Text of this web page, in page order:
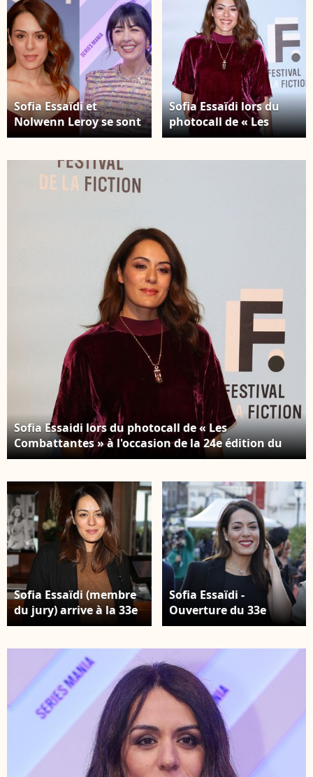
Sofia Essaïdi et
Nolwenn Leroy se sont
confiées au média
et Nolwenn Leroy sont
revenues sur leur
Sofia Essaïdi lors du
photocall de « Les
Combattantes » à
Bestimage
Sofia Essaidi lors du photocall de « Les
Combattantes » à l'occasion de la 24e édition du
Festival de la fiction télévisée de La Rochelle, le 15
Sofia Essaïdi (membre
du jury) arrive à la 33e
édition du Festival du
Dinard, en France, le
28 septembre 2022. ©
Mickael Chavet/Zuma
Press/bestimage
Sofia Essaïdi -
Ouverture du 33e
Festival du film
le 29 septembre 2022.
© Denis
Guignebourg/BestImage